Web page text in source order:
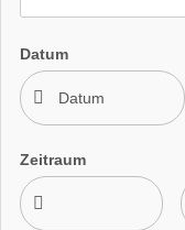
Datum
Zeitraum